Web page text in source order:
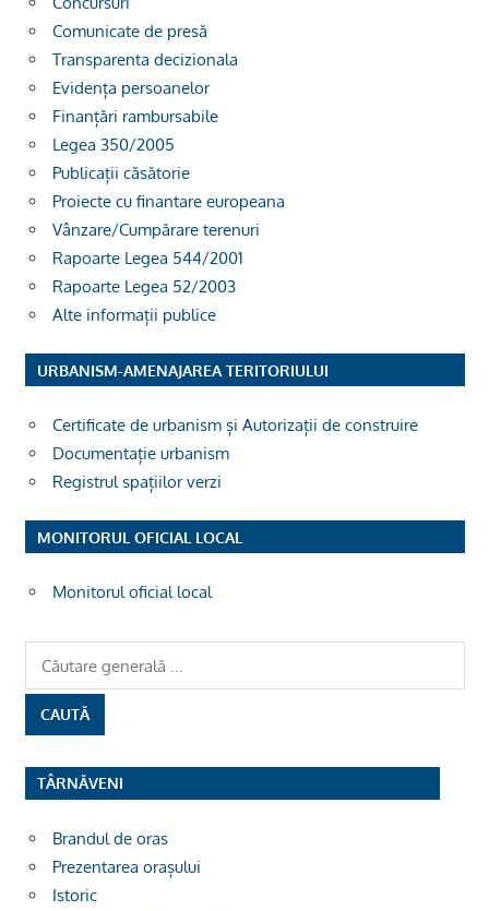
Comunicate de presă
Transparenta decizionala
Evidența persoanelor
Finanțări rambursabile
Legea 350/2005
Publicații căsătorie
Proiecte cu finantare europeana
Vânzare/Cumpărare terenuri
Rapoarte Legea 544/2001
Rapoarte Legea 52/2003
Alte informații publice
URBANISM-AMENAJAREA TERITORIULUI
Certificate de urbanism și Autorizații de construire
Documentație urbanism
Registrul spațiilor verzi
MONITORUL OFICIAL LOCAL
Monitorul oficial local
TÂRNĂVENI
Brandul de oras
Prezentarea orașului
Istoric